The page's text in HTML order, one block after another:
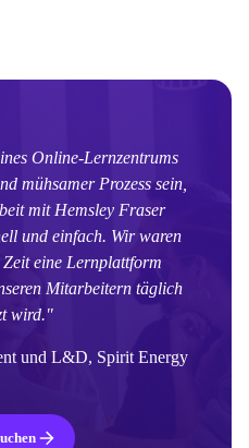
Online-Lernzentrums
mühsamer Prozess sein,
mit Hemsley Fraser
und einfach. Wir waren
eine Lernplattform
Mitarbeitern täglich
wird."
und L&D, Spirit Energy